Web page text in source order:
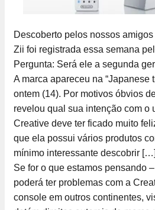
Descoberto pelos nossos amigos
Zii foi registrada essa semana
Pergunta: Será ele a segunda
A marca apareceu na “Japanese
ontem (14). Por motivos óbvios
revelou qual sua intenção com o
Creative deve ter ficado muito
que ela possui vários produtos
mínimo interessante descobrir […]
Se for o que estamos pensando
poderá ter problemas com a
console em outros continentes,